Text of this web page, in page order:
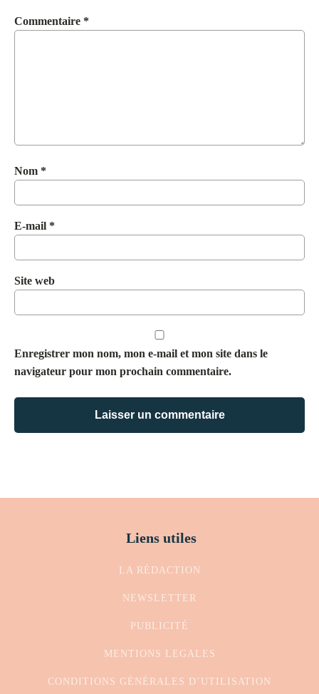
Commentaire *
Nom *
E-mail *
Site web
Enregistrer mon nom, mon e-mail et mon site dans le
navigateur pour mon prochain commentaire.
Liens utiles
LA RÉDACTION
NEWSLETTER
PUBLICITÉ
MENTIONS LEGALES
CONDITIONS GÉNÉRALES D’UTILISATION